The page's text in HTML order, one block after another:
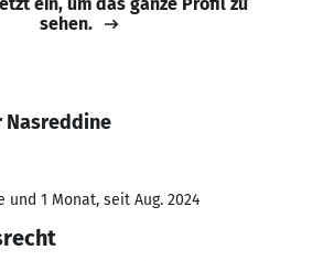
sehen.
Nasreddine
und 1 Monat, seit Aug. 2024